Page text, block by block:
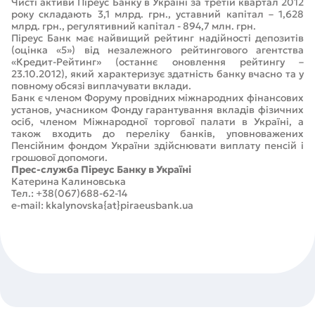
року складають 3,1 млрд. грн., уставний капітал – 1,628
млрд. грн., регулятивний капітал - 894,7 млн. грн.
Піреус Банк має найвищий рейтинг надійності депозитів
(оцінка «5») від незалежного рейтингового агентства
«Кредит-Рейтинг» (останнє оновлення рейтингу –
23.10.2012), який характеризує здатність банку вчасно та у
повному обсязі виплачувати вклади.
Банк є членом Форуму провідних міжнародних фінансових
установ, учасником Фонду гарантування вкладів фізичних
осіб, членом Міжнародної торгової палати в Україні, а
також входить до переліку банків, уповноважених
Пенсійним фондом України здійснювати виплату пенсій і
грошової допомоги.
Прес-служба Піреус Банку в Україні
Катерина Калиновська
Тел.: +38(067)688-62-14
e-mail: kkalynovska{at}piraeusbank.ua